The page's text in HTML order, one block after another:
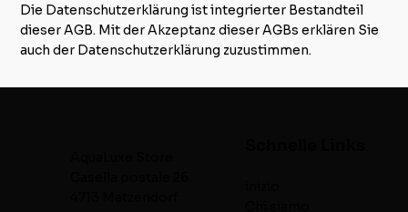
Die Datenschutzerklärung ist integrierter Bestandteil
dieser AGB. Mit der Akzeptanz dieser AGBs erklären Sie
auch der Datenschutzerklärung zuzustimmen.